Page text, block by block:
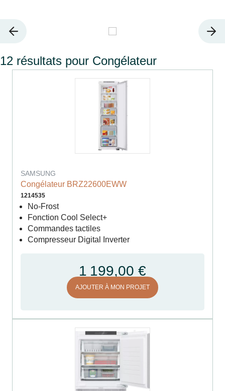
12 résultats pour Congélateur
SAMSUNG
Congélateur BRZ22600EWW
1214535
No-Frost
Fonction Cool Select+
Commandes tactiles
Compresseur Digital Inverter
1 199,00 €
AJOUTER À MON PROJET